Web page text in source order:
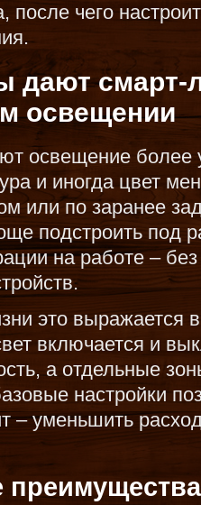
после чего
дают
освещении
освещение более
и иногда цвет
или по заранее
подстроить под
на работе –
это выражается
включается и
а отдельные
настройки
– уменьшить